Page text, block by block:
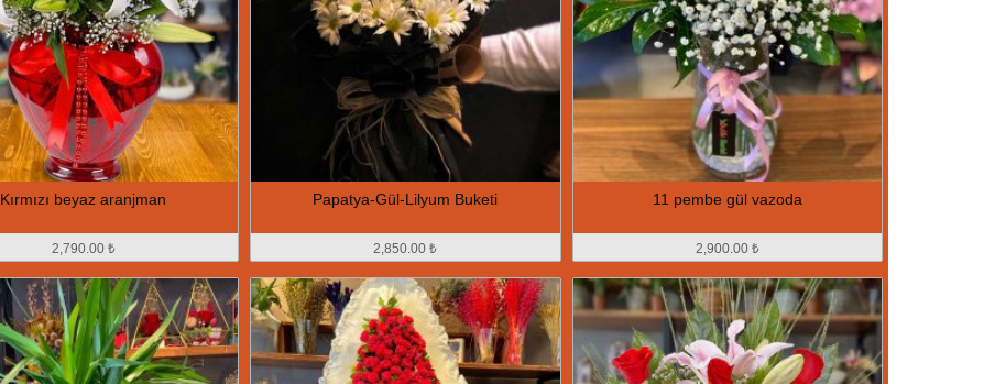
Kırmızı beyaz aranjman
2,790.00 ₺
Papatya-Gül-Lilyum Buketi
2,850.00 ₺
11 pembe gül vazoda
2,900.00 ₺